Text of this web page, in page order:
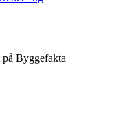
på Byggefakta